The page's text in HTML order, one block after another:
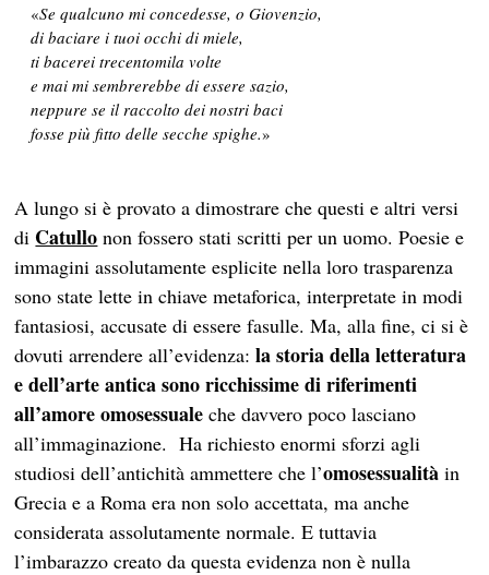
«Se qualcuno mi concedesse, o Giovenzio,
di baciare i tuoi occhi di miele,
ti bacerei trecentomila volte
e mai mi sembrerebbe di essere sazio,
neppure se il raccolto dei nostri baci
fosse più fitto delle secche spighe.»
A lungo si è provato a dimostrare che questi e altri versi
di Catullo non fossero stati scritti per un uomo. Poesie e
immagini assolutamente esplicite nella loro trasparenza
sono state lette in chiave metaforica, interpretate in modi
fantasiosi, accusate di essere fasulle. Ma, alla fine, ci si è
dovuti arrendere all’evidenza:la storia della letteratura
e dell’arte antica sono ricchissime di riferimenti
all’amore omosessuale che davvero poco lasciano
all’immaginazione. Ha richiesto enormi sforzi agli
studiosi dell’antichità ammettere che l’omosessualità in
Grecia e a Roma era non solo accettata, ma anche
considerata assolutamente normale. E tuttavia
l’imbarazzo creato da questa evidenza non è nulla